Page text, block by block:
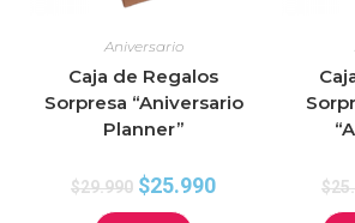
Aniversario
Caja de Regalos
Sorpresa “Aniversario
Planner”
$29.990 $25.990 $